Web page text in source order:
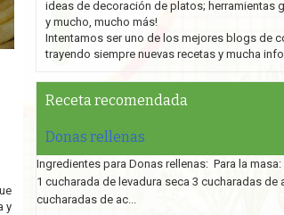
y
ideas de decoración de platos; herramientas
y mucho, mucho más!
Intentamos ser uno de los mejores blogs de
trayendo siempre nuevas recetas y mucha
Receta recomendada
Donas rellenas
Ingredientes para Donas rellenas: Para la
1 cucharada de levadura seca 3 cucharadas de
cucharadas de ac...